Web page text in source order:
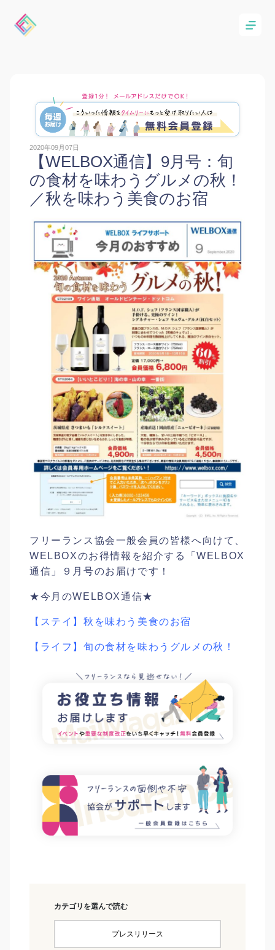
2020年09月07日
【WELBOX通信】9月号：旬
の食材を味わうグルメの秋！
／秋を味わう美食のお宿
フリーランス協会一般会員の皆様へ向けて、
WELBOXのお得情報を紹介する「WELBOX
通信」９月号のお届けです！
★今月のWELBOX通信★
【ステイ】秋を味わう美食のお宿
【ライフ】旬の食材を味わうグルメの秋！
カテゴリを選んで読む
プレスリリース